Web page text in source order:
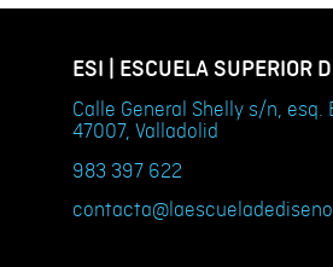
ESI | ESCUELA SUPERIOR
Calle General Shelly s/n, esq.
47007, Valladolid
983 397 622